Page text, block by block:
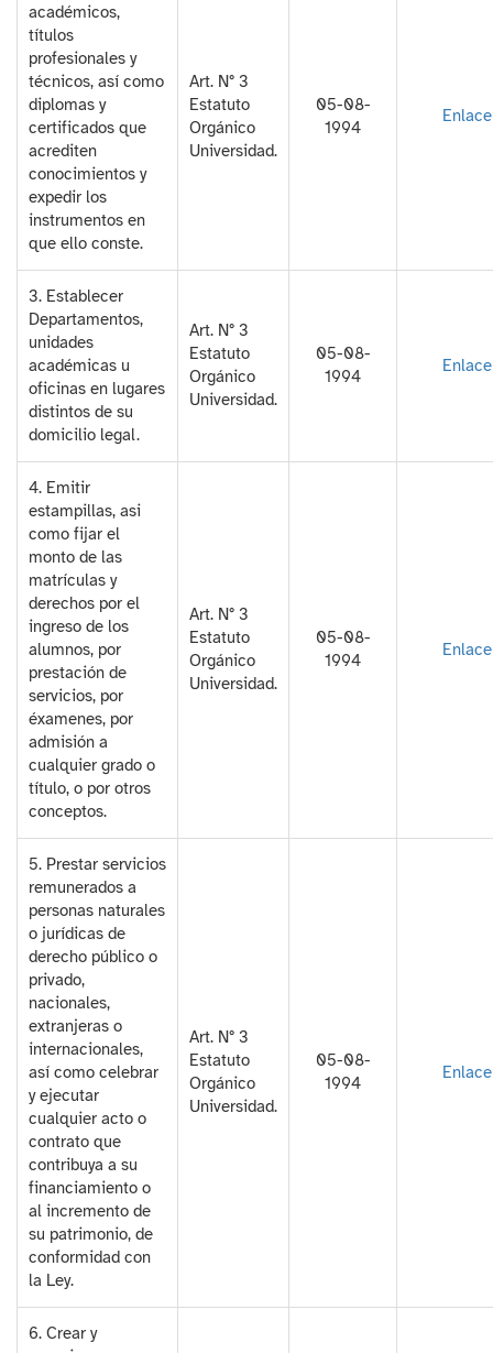
académicos,
títulos
profesionales y
técnicos, así como
diplomas y
certificados que
acrediten
conocimientos y
expedir los
instrumentos en
que ello conste.
Art. N° 3
Estatuto
Orgánico
Universidad.
05-08-
1994
Enlace
3. Establecer
Departamentos,
unidades
académicas u
oficinas en lugares
distintos de su
domicilio legal.
Art. N° 3
Estatuto
Orgánico
Universidad.
05-08-
1994
Enlace
4. Emitir
estampillas, asi
como fijar el
monto de las
matrículas y
derechos por el
ingreso de los
alumnos, por
prestación de
servicios, por
éxamenes, por
admisión a
cualquier grado o
título, o por otros
conceptos.
Art. N° 3
Estatuto
Orgánico
Universidad.
05-08-
1994
Enlace
5. Prestar servicios
remunerados a
personas naturales
o jurídicas de
derecho público o
privado,
nacionales,
extranjeras o
internacionales,
así como celebrar
y ejecutar
cualquier acto o
contrato que
contribuya a su
financiamiento o
al incremento de
su patrimonio, de
conformidad con
la Ley.
Art. N° 3
Estatuto
Orgánico
Universidad.
05-08-
1994
Enlace
6. Crear y